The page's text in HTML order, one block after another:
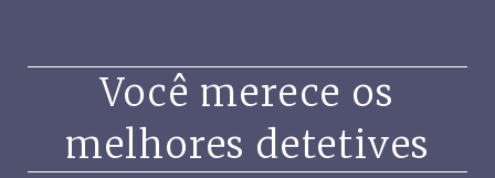
Você merece os
melhores detetives